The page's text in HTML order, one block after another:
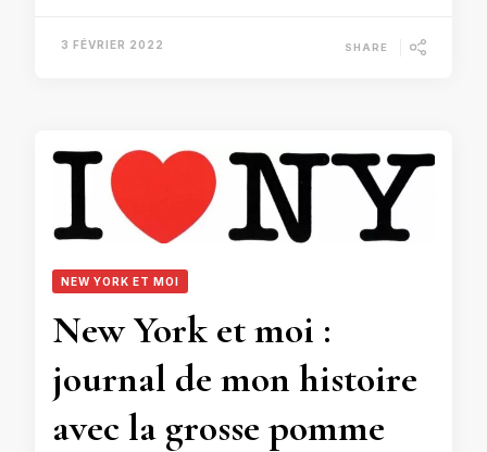
3 FÉVRIER 2022 SHARE
NEW YORK ET MOI
New York et moi :
journal de mon histoire
avec la grosse pomme